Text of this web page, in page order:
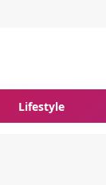
Lifestyle